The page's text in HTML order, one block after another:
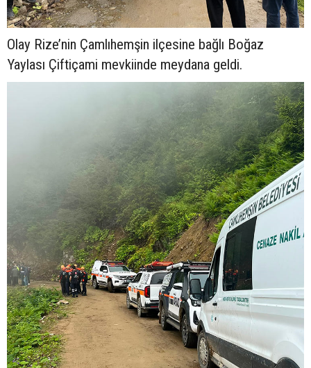
Olay Rize’nin Çamlıhemşin ilçesine bağlı Boğaz
Yaylası Çiftiçami mevkiinde meydana geldi.